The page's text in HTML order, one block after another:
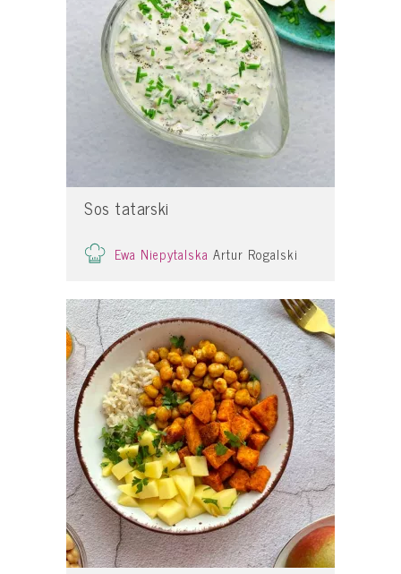
Sos tatarski
Ewa Niepytalska Artur Rogalski